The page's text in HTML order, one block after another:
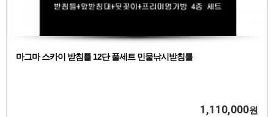
마그마 스카이 받침틀 12단 풀세트 민물낚시받침틀
1,110,000원